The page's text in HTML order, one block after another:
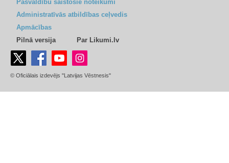
Pašvaldību saistošie noteikumi
Administratīvās atbildības ceļvedis
Apmācības
Pilnā versija
Par Likumi.lv
© Oficiālais izdevējs "Latvijas Vēstnesis"